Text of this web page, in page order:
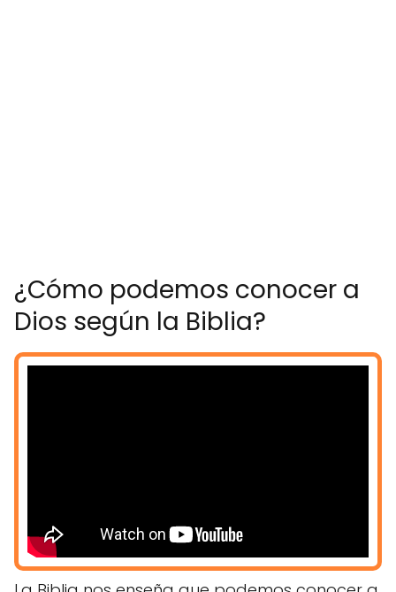
¿Cómo podemos conocer a
Dios según la Biblia?